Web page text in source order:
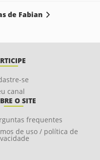
de Fabian
se
canal
O SITE
frequentes
de uso / política de